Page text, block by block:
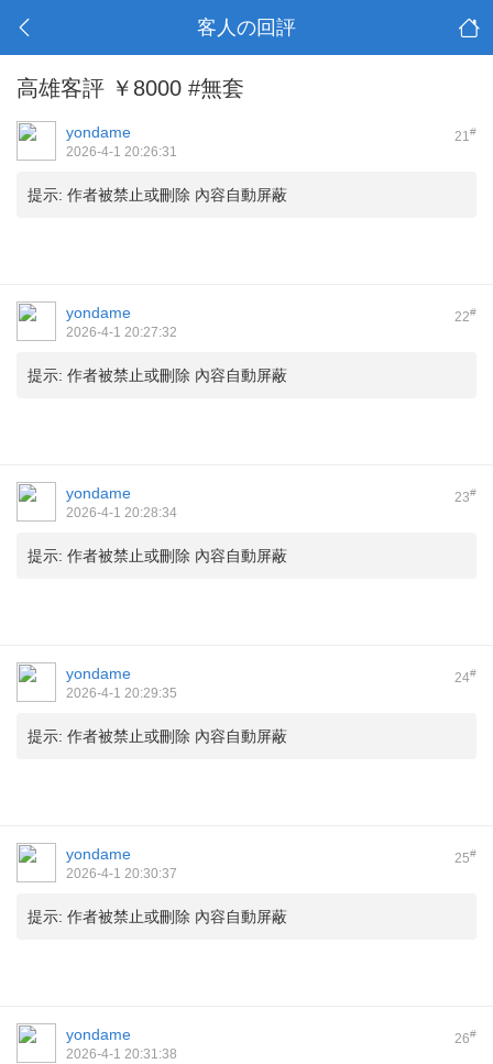
客人の回評
高雄客評 ￥8000 #無套
21#
yondame
2026-4-1 20:26:31
提示: 作者被禁止或刪除 內容自動屏蔽
22#
yondame
2026-4-1 20:27:32
提示: 作者被禁止或刪除 內容自動屏蔽
23#
yondame
2026-4-1 20:28:34
提示: 作者被禁止或刪除 內容自動屏蔽
24#
yondame
2026-4-1 20:29:35
提示: 作者被禁止或刪除 內容自動屏蔽
25#
yondame
2026-4-1 20:30:37
提示: 作者被禁止或刪除 內容自動屏蔽
26#
yondame
2026-4-1 20:31:38